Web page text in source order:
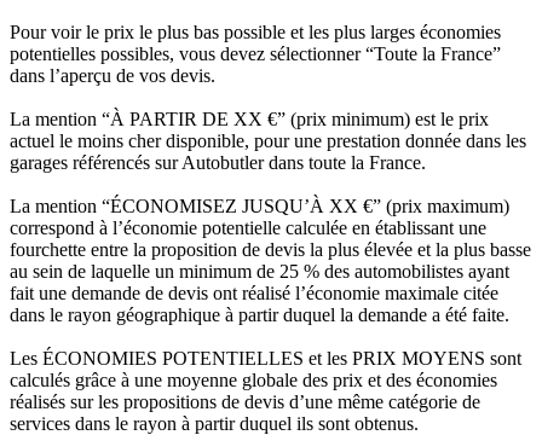
Pour voir le prix le plus bas possible et les plus larges économies
potentielles possibles, vous devez sélectionner “Toute la France”
dans l’aperçu de vos devis.
La mention “À PARTIR DE XX €” (prix minimum) est le prix
actuel le moins cher disponible, pour une prestation donnée dans les
garages référencés sur Autobutler dans toute la France.
La mention “ÉCONOMISEZ JUSQU’À XX €” (prix maximum)
correspond à l’économie potentielle calculée en établissant une
fourchette entre la proposition de devis la plus élevée et la plus basse
au sein de laquelle un minimum de 25 % des automobilistes ayant
fait une demande de devis ont réalisé l’économie maximale citée
dans le rayon géographique à partir duquel la demande a été faite.
Les ÉCONOMIES POTENTIELLES et les PRIX MOYENS sont
calculés grâce à une moyenne globale des prix et des économies
réalisés sur les propositions de devis d’une même catégorie de
services dans le rayon à partir duquel ils sont obtenus.